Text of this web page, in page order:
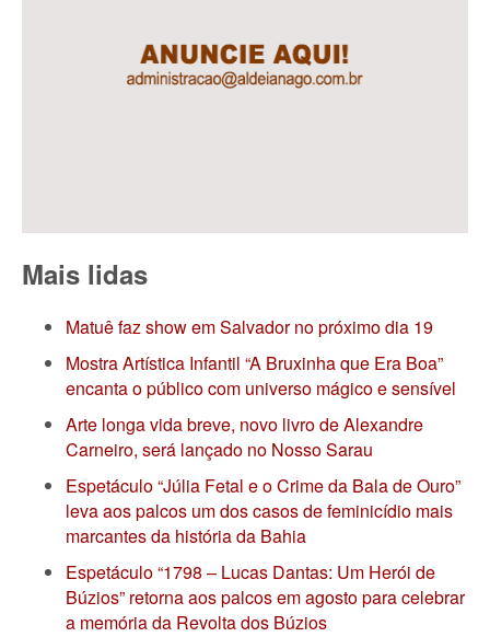
Mais lidas
Matuê faz show em Salvador no próximo dia 19
Mostra Artística Infantil “A Bruxinha que Era Boa”
encanta o público com universo mágico e sensível
Arte longa vida breve, novo livro de Alexandre
Carneiro, será lançado no Nosso Sarau
Espetáculo “Júlia Fetal e o Crime da Bala de Ouro”
leva aos palcos um dos casos de feminicídio mais
marcantes da história da Bahia
Espetáculo “1798 – Lucas Dantas: Um Herói de
Búzios” retorna aos palcos em agosto para celebrar
a memória da Revolta dos Búzios